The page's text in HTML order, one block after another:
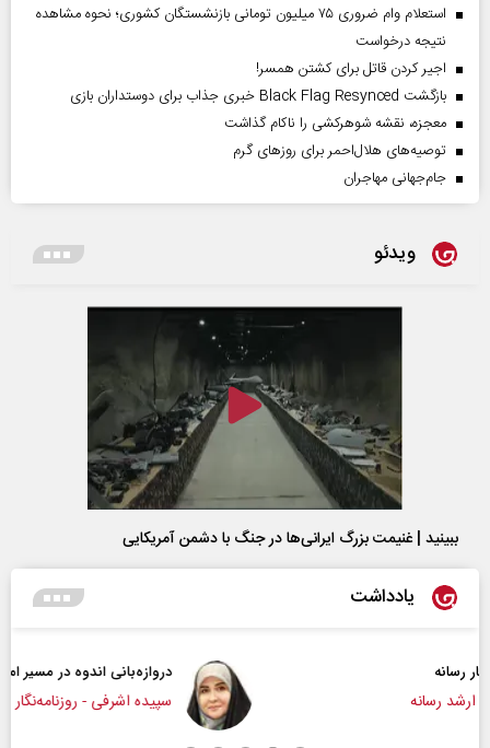
استعلام وام ضروری ۷۵ میلیون تومانی بازنشستگان کشوری؛ نحوه مشاهده
نتیجه درخواست
اجیر کردن قاتل برای کشتن همسر!
بازگشت Black Flag Resynced خبری جذاب برای دوستداران بازی
معجزه، نقشه شوهرکشی را ناکام گذاشت
توصیه‌های هلال‌احمر برای روز‌های گرم
جام‌جهانی مهاجران
ویدئو
ببینید | غنیمت بزرگ ایرانی‌ها در جنگ با دشمن آمریکایی
یادداشت
دروازه‌بانی اندوه در مسیر امید
سپیده اشرفی - روزنامه‌نگار